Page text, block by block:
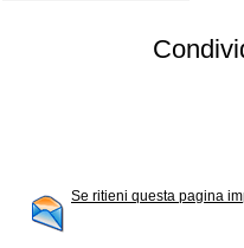
Se ritieni questa pagina